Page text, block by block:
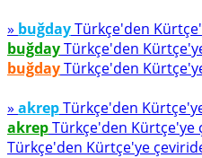
» buğdayTürkçe'den
buğdayTürkçe'den
buğdayTürkçe'den
» akrepTürkçe'den
akrepTürkçe'den Kürtçe'ye
Türkçe'den Kürtçe'ye